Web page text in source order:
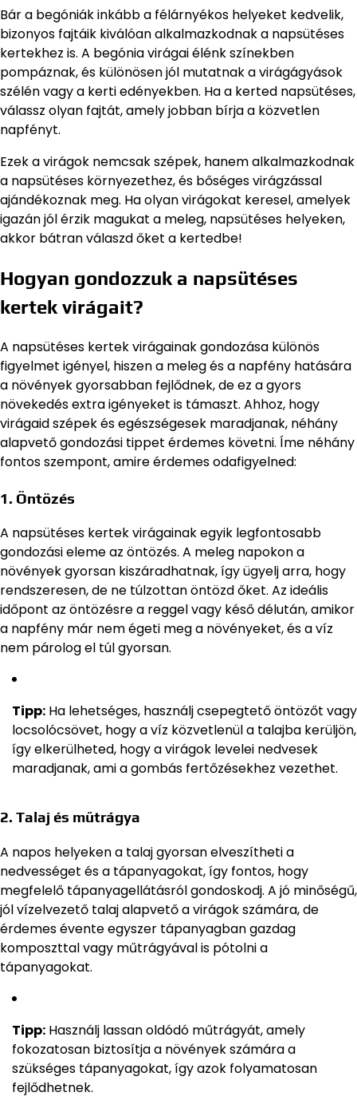
Bár a begóniák inkább a félárnyékos helyeket kedvelik,
bizonyos fajtáik kiválóan alkalmazkodnak a napsütéses
kertekhez is. A begónia virágai élénk színekben
pompáznak, és különösen jól mutatnak a virágágyások
szélén vagy a kerti edényekben. Ha a kerted napsütéses,
válassz olyan fajtát, amely jobban bírja a közvetlen
napfényt.
Ezek a virágok nemcsak szépek, hanem alkalmazkodnak
a napsütéses környezethez, és bőséges virágzással
ajándékoznak meg. Ha olyan virágokat keresel, amelyek
igazán jól érzik magukat a meleg, napsütéses helyeken,
akkor bátran válaszd őket a kertedbe!
Hogyan gondozzuk a napsütéses
kertek virágait?
A napsütéses kertek virágainak gondozása különös
figyelmet igényel, hiszen a meleg és a napfény hatására
a növények gyorsabban fejlődnek, de ez a gyors
növekedés extra igényeket is támaszt. Ahhoz, hogy
virágaid szépek és egészségesek maradjanak, néhány
alapvető gondozási tippet érdemes követni. Íme néhány
fontos szempont, amire érdemes odafigyelned:
1. Öntözés
A napsütéses kertek virágainak egyik legfontosabb
gondozási eleme az öntözés. A meleg napokon a
növények gyorsan kiszáradhatnak, így ügyelj arra, hogy
rendszeresen, de ne túlzottan öntözd őket. Az ideális
időpont az öntözésre a reggel vagy késő délután, amikor
a napfény már nem égeti meg a növényeket, és a víz
nem párolog el túl gyorsan.
Tipp: Ha lehetséges, használj csepegtető öntözőt vagy
locsolócsövet, hogy a víz közvetlenül a talajba kerüljön,
így elkerülheted, hogy a virágok levelei nedvesek
maradjanak, ami a gombás fertőzésekhez vezethet.
2. Talaj és műtrágya
A napos helyeken a talaj gyorsan elveszítheti a
nedvességet és a tápanyagokat, így fontos, hogy
megfelelő tápanyagellátásról gondoskodj. A jó minőségű,
jól vízelvezető talaj alapvető a virágok számára, de
érdemes évente egyszer tápanyagban gazdag
komposzttal vagy műtrágyával is pótolni a
tápanyagokat.
Tipp: Használj lassan oldódó műtrágyát, amely
fokozatosan biztosítja a növények számára a
szükséges tápanyagokat, így azok folyamatosan
fejlődhetnek.